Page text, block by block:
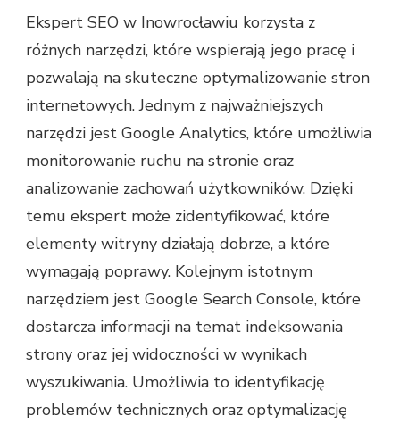
Ekspert SEO w Inowrocławiu korzysta z
różnych narzędzi, które wspierają jego pracę i
pozwalają na skuteczne optymalizowanie stron
internetowych. Jednym z najważniejszych
narzędzi jest Google Analytics, które umożliwia
monitorowanie ruchu na stronie oraz
analizowanie zachowań użytkowników. Dzięki
temu ekspert może zidentyfikować, które
elementy witryny działają dobrze, a które
wymagają poprawy. Kolejnym istotnym
narzędziem jest Google Search Console, które
dostarcza informacji na temat indeksowania
strony oraz jej widoczności w wynikach
wyszukiwania. Umożliwia to identyfikację
problemów technicznych oraz optymalizację